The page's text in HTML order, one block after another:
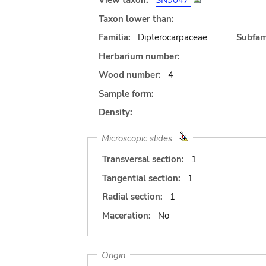
Taxon lower than:
Familia:
Dipterocarpaceae
Herbarium number:
Wood number:
4
Sample form:
Density:
Microscopic slides
Transversal section:
1
Tangential section:
1
Radial section:
1
Maceration:
No
Origin